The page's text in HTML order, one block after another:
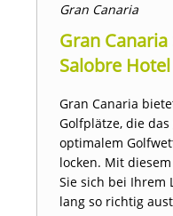
Gran Canaria
Gran
Salobre
Gran Canaria
Golfplätze, die
optimalem
locken. Mit
Sie sich bei Ihrem
lang so richtig